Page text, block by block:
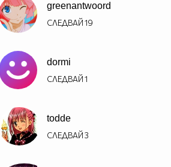
greenantwoord
СЛЕДВАЙ19
dormi
СЛЕДВАЙ1
todde
СЛЕДВАЙ3